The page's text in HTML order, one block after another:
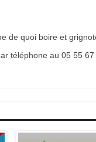
de quoi boire et
téléphone au 05 55